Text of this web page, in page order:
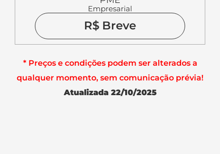
Empresarial
R$ Breve
* Preços e condições podem ser alterados a
qualquer momento, sem comunicação prévia!
Atualizada 22/10/2025